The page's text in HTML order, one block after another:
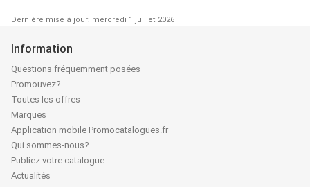
Dernière mise à jour: mercredi 1 juillet 2026
Information
Questions fréquemment posées
Promouvez?
Toutes les offres
Marques
Application mobile Promocatalogues.fr
Qui sommes-nous?
Publiez votre catalogue
Actualités